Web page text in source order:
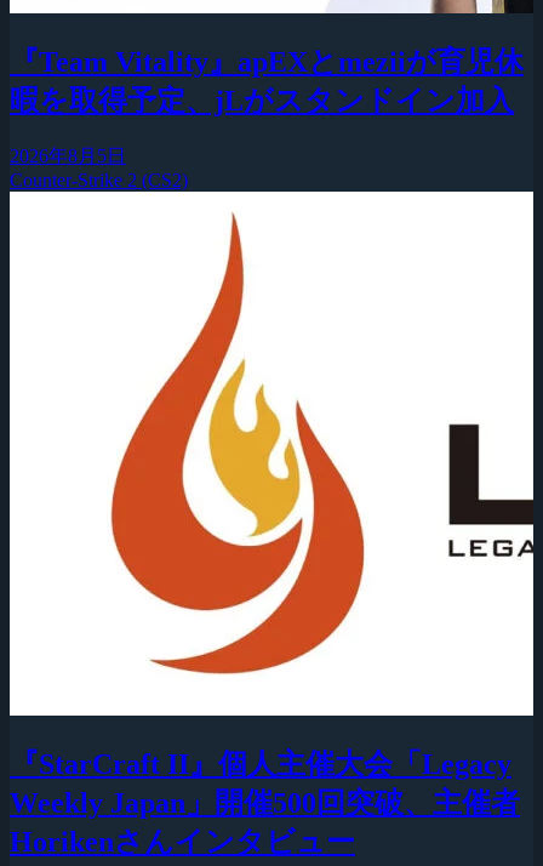
『Team Vitality』apEXとmeziiが育児休
暇を取得予定、jLがスタンドイン加入
2026年8月5日
Counter-Strike 2 (CS2)
『StarCraft II』個人主催大会「Legacy
Weekly Japan」開催500回突破、主催者
Horikenさんインタビュー